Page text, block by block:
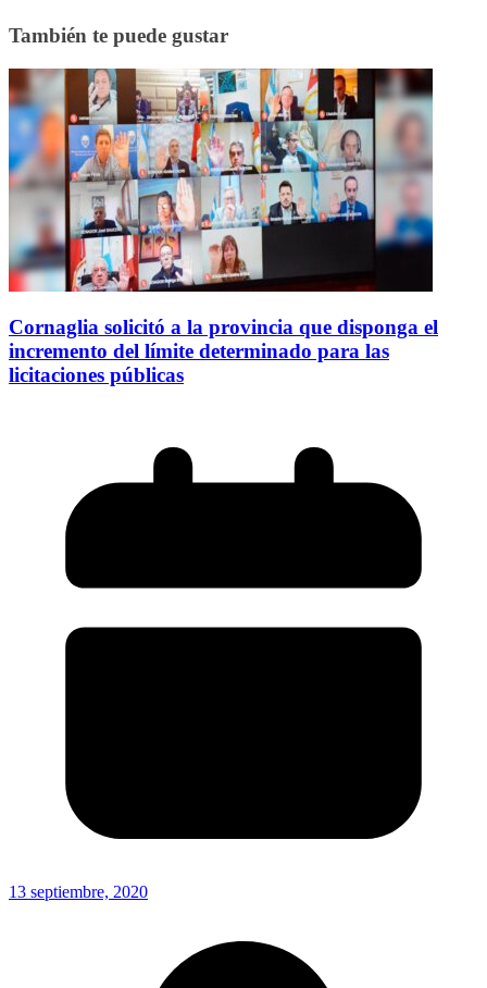
También te puede gustar
Cornaglia solicitó a la provincia que disponga el
incremento del límite determinado para las
licitaciones públicas
13 septiembre, 2020